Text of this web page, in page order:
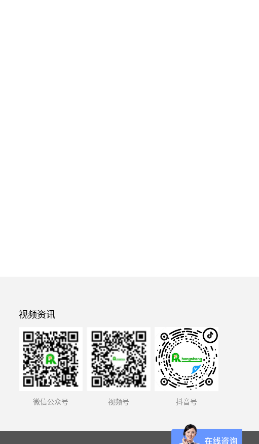
视频资讯
微信公众号 视频号 抖音号